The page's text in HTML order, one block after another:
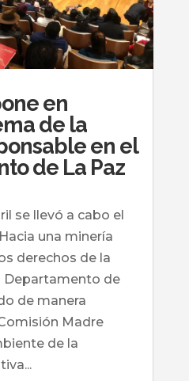
en
de la
en el
de La Paz
se llevó a cabo el
una minería
derechos de la
Departamento de
de manera
Madre
de la